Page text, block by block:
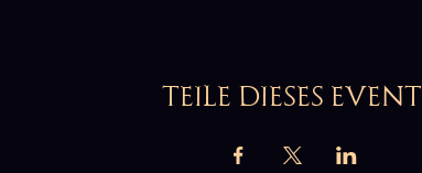
TEILE DIESES EVENT